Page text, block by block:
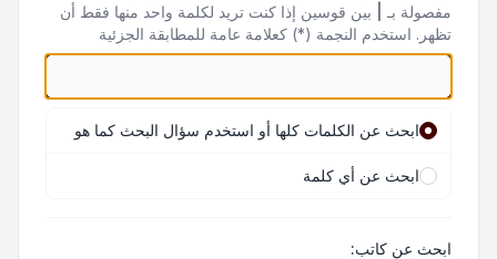
مفصولة بـ
بين قوسين إذا كنت تريد لكلمة واحد منها فقط أن
تظهر. استخدم النجمة (*) كعلامة عامة للمطابقة الجزئية
ابحث عن الكلمات كلها أو استخدم سؤال البحث كما هو
ابحث عن أي كلمة
ابحث عن كاتب: